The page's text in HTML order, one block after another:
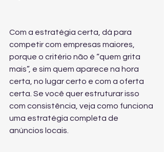
Com a estratégia certa, dá para
competir com empresas maiores,
porque o critério não é “quem grita
mais”, e sim quem aparece na hora
certa, no lugar certo e com a oferta
certa. Se você quer estruturar isso
com consistência, veja como funciona
uma estratégia completa de
anúncios locais